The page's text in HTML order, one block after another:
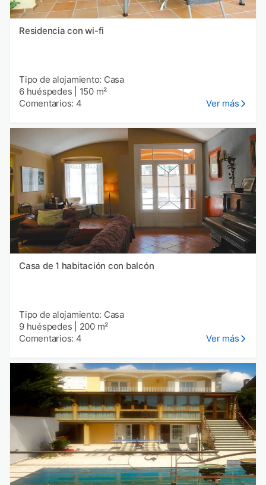
Residencia con wi-fi
Tipo de alojamiento: Casa
6 huéspedes
150 m²
Comentarios: 4
Ver más
Casa de 1 habitación con balcón
Tipo de alojamiento: Casa
9 huéspedes
200 m²
Comentarios: 4
Ver más